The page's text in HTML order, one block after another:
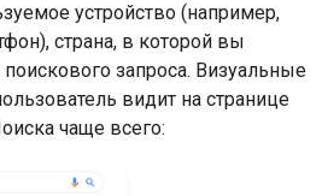
устройство (например,
страна, в которой вы
запроса. Визуальные
видит на странице
чаще всего: